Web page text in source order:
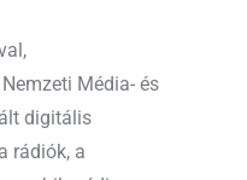
Média- és
digitális
rádiók, a